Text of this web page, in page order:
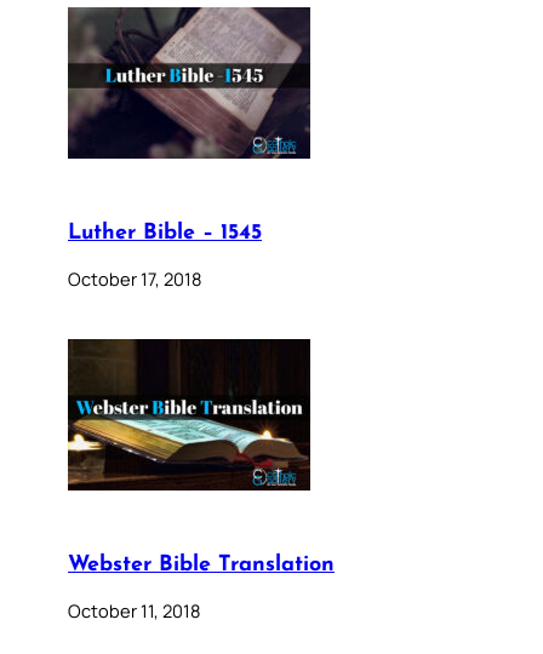
Luther Bible – 1545
October 17, 2018
Webster Bible Translation
October 11, 2018